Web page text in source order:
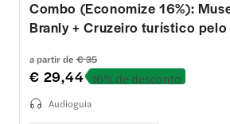
Combo (Economize 16%):
Branly + Cruzeiro turístico pelo
a partir de € 35
€ 29,44 16% de desconto
Audioguia